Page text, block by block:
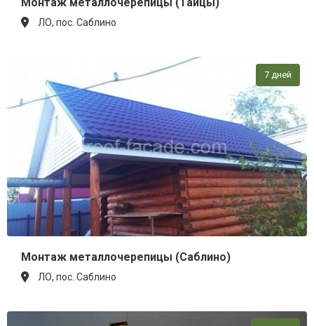
ЛО, пос. Саблино
7 дней
Монтаж металлочерепицы (Саблино)
ЛО, пос. Саблино